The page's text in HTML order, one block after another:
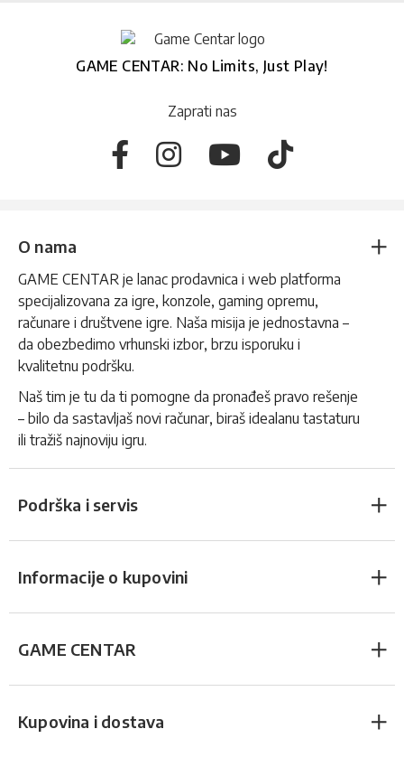
GAME CENTAR: No Limits, Just Play!
Zaprati nas
O nama
GAME CENTAR je lanac prodavnica i web platforma
specijalizovana za igre, konzole, gaming opremu,
računare i društvene igre. Naša misija je jednostavna –
da obezbedimo vrhunski izbor, brzu isporuku i
kvalitetnu podršku.
Naš tim je tu da ti pomogne da pronađeš pravo rešenje
– bilo da sastavljaš novi računar, biraš idealanu tastaturu
ili tražiš najnoviju igru.
Podrška i servis
Informacije o kupovini
GAME CENTAR
Kupovina i dostava